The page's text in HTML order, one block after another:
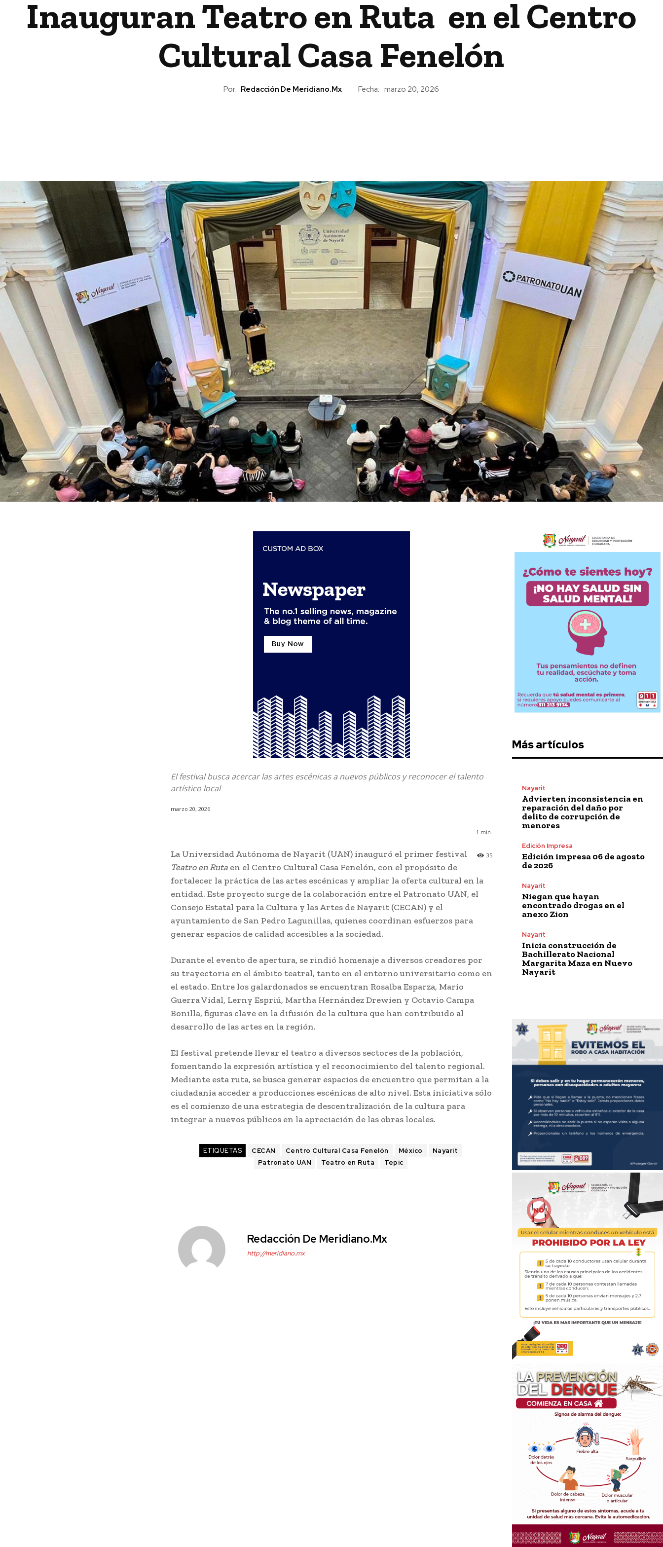
Inauguran Teatro en Ruta en el Centro
Cultural Casa Fenelón
Por: Redacción De Meridiano.mx Fecha: marzo 20, 2026
El festival busca acercar las artes escénicas a nuevos públicos y reconocer el talento
artístico local
marzo 20, 2026
1 min.
35
La Universidad Autónoma de Nayarit (UAN) inauguró el primer festival
Teatro en Ruta en el Centro Cultural Casa Fenelón, con el propósito de
fortalecer la práctica de las artes escénicas y ampliar la oferta cultural en la
entidad. Este proyecto surge de la colaboración entre el Patronato UAN, el
Consejo Estatal para la Cultura y las Artes de Nayarit (CECAN) y el
ayuntamiento de San Pedro Lagunillas, quienes coordinan esfuerzos para
generar espacios de calidad accesibles a la sociedad.
Durante el evento de apertura, se rindió homenaje a diversos creadores por
su trayectoria en el ámbito teatral, tanto en el entorno universitario como en
el estado. Entre los galardonados se encuentran Rosalba Esparza, Mario
Guerra Vidal, Lerny Espriú, Martha Hernández Drewien y Octavio Campa
Bonilla, figuras clave en la difusión de la cultura que han contribuido al
desarrollo de las artes en la región.
El festival pretende llevar el teatro a diversos sectores de la población,
fomentando la expresión artística y el reconocimiento del talento regional.
Mediante esta ruta, se busca generar espacios de encuentro que permitan a la
ciudadanía acceder a producciones escénicas de alto nivel. Esta iniciativa sólo
es el comienzo de una estrategia de descentralización de la cultura para
integrar a nuevos públicos en la apreciación de las obras locales.
ETIQUETAS CECAN Centro Cultural Casa Fenelón México
Nayarit
Patronato UAN
Teatro en Ruta Tepic
Redacción De Meridiano.mx
http://meridiano.mx
Más artículos
Nayarit
Advierten inconsistencia en
reparación del daño por
delito de corrupción de
menores
Edición Impresa
Edición impresa 06 de agosto
de 2026
Nayarit
Niegan que hayan
encontrado drogas en el
anexo Zion
Nayarit
Inicia construcción de
Bachillerato Nacional
Margarita Maza en Nuevo
Nayarit